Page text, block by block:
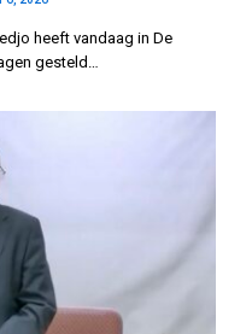
heeft vandaag in De
gesteld…